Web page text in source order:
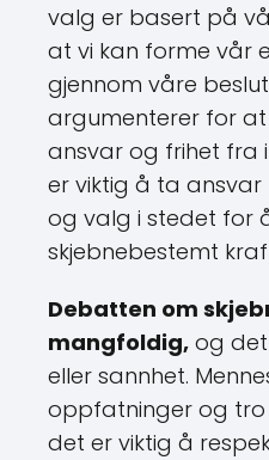
valg er basert på
at vi kan forme vår
gjennom våre
argumenterer for
ansvar og frihet fra
er viktig å ta
og valg i stedet for
skjebnebestemt
Debatten om
mangfoldig, og
eller sannhet.
oppfatninger og
det er viktig å